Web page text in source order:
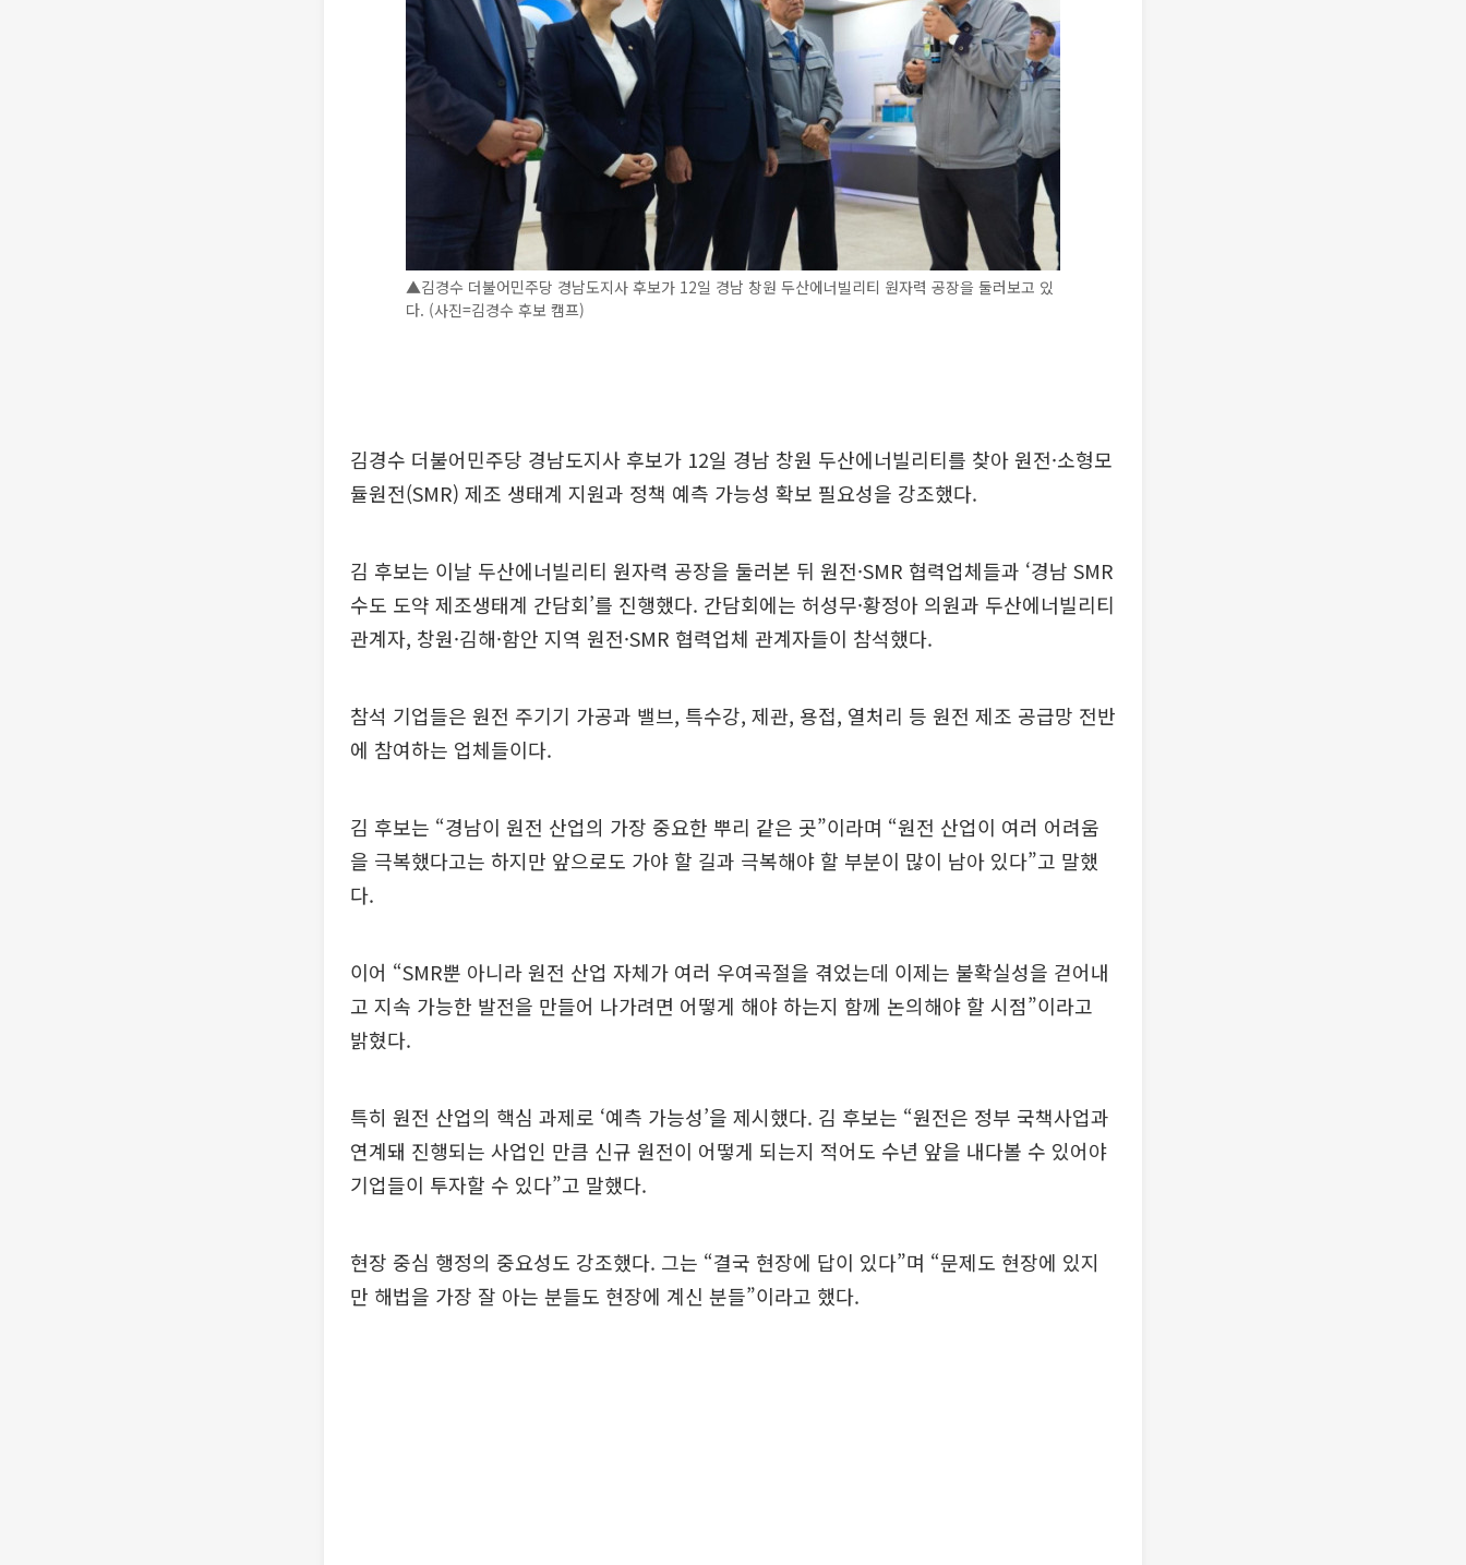
▲김경수 더불어민주당 경남도지사 후보가 12일 경남 창원 두산에너빌리티 원자력 공장을 둘러보고 있
다. (사진=김경수 후보 캠프)
김경수 더불어민주당 경남도지사 후보가 12일 경남 창원 두산에너빌리티를 찾아 원전·소형모
듈원전(SMR) 제조 생태계 지원과 정책 예측 가능성 확보 필요성을 강조했다.
김 후보는 이날 두산에너빌리티 원자력 공장을 둘러본 뒤 원전·SMR 협력업체들과 ‘경남 SMR
수도 도약 제조생태계 간담회’를 진행했다. 간담회에는 허성무·황정아 의원과 두산에너빌리티
관계자, 창원·김해·함안 지역 원전·SMR 협력업체 관계자들이 참석했다.
참석 기업들은 원전 주기기 가공과 밸브, 특수강, 제관, 용접, 열처리 등 원전 제조 공급망 전반
에 참여하는 업체들이다.
김 후보는 “경남이 원전 산업의 가장 중요한 뿌리 같은 곳”이라며 “원전 산업이 여러 어려움
을 극복했다고는 하지만 앞으로도 가야 할 길과 극복해야 할 부분이 많이 남아 있다”고 말했
다.
이어 “SMR뿐 아니라 원전 산업 자체가 여러 우여곡절을 겪었는데 이제는 불확실성을 걷어내
고 지속 가능한 발전을 만들어 나가려면 어떻게 해야 하는지 함께 논의해야 할 시점”이라고
밝혔다.
특히 원전 산업의 핵심 과제로 ‘예측 가능성’을 제시했다. 김 후보는 “원전은 정부 국책사업과
연계돼 진행되는 사업인 만큼 신규 원전이 어떻게 되는지 적어도 수년 앞을 내다볼 수 있어야
기업들이 투자할 수 있다”고 말했다.
현장 중심 행정의 중요성도 강조했다. 그는 “결국 현장에 답이 있다”며 “문제도 현장에 있지
만 해법을 가장 잘 아는 분들도 현장에 계신 분들”이라고 했다.